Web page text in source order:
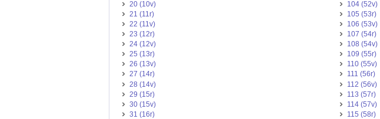
20 (10v)
21 (11r)
22 (11v)
23 (12r)
24 (12v)
25 (13r)
26 (13v)
27 (14r)
28 (14v)
29 (15r)
30 (15v)
31 (16r)
104 (52v)
105 (53r)
106 (53v)
107 (54r)
108 (54v)
109 (55r)
110 (55v)
111 (56r)
112 (56v)
113 (57r)
114 (57v)
115 (58r)